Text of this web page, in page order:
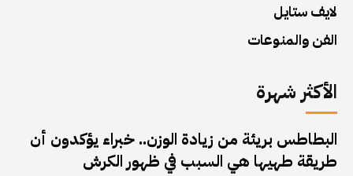
لايف ستايل
الفن والمنوعات
الأكثر شهرة
البطاطس بريئة من زيادة الوزن.. خبراء يؤكدون أن
طريقة طهيها هي السبب في ظهور الكرش